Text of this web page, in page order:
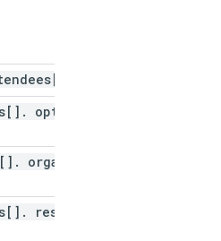
. optional
. organizer
. resource